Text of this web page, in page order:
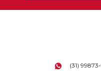
(31)